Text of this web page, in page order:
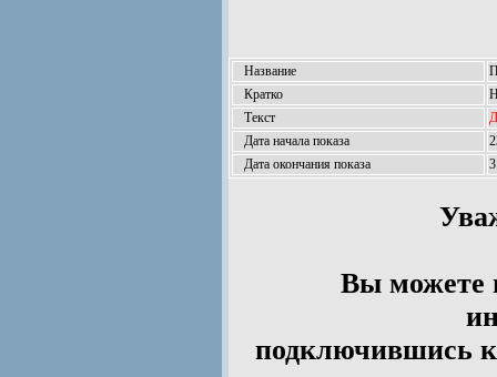
Название
Кратко
Текст
Дата начала показа
Дата окончания показа
Вы можете
подключившись к